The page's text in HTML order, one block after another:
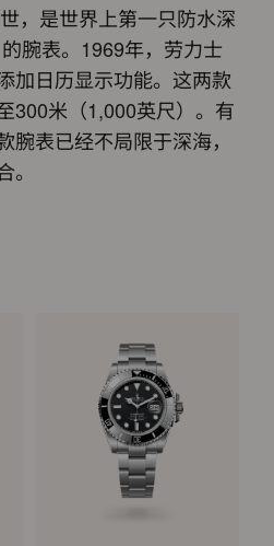
，是世界上第一只防水深
腕表。1969年，劳力士
加日历显示功能。这两款
300米（1,000英尺）。有
腕表已经不局限于深海，